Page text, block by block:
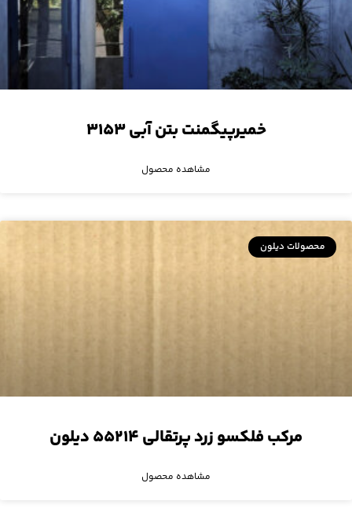
خمیرپیگمنت بتن آبی ۳۱۵۳
مشاهده محصول
محصولات دیلون
مرکب فلکسو زرد پرتقالی ۵۵۲۱۴ دیلون
مشاهده محصول